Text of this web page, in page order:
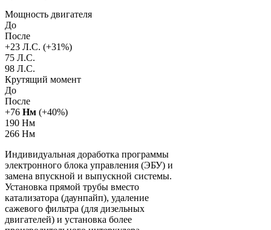
Мощность двигателя
До
После
+23 Л.С. (+31%)
75 Л.С.
98 Л.С.
Крутящий момент
До
После
+76 Нм (+40%)
190 Нм
266 Нм
Индивидуальная доработка программы
электронного блока управления (ЭБУ) и
замена впускной и выпускной системы.
Установка прямой трубы вместо
катализатора (даунпайп), удаление
сажевого фильтра (для дизельных
двигателей) и установка более